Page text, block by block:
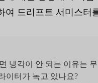
여 드리프트 서미스터
냉각이 안 되는 이유는
이터가 녹고 있나요?